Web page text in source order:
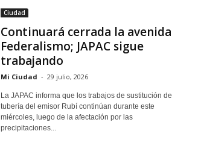
Ciudad
Continuará cerrada la avenida
Federalismo; JAPAC sigue
trabajando
Mi Ciudad - 29 julio, 2026
La JAPAC informa que los trabajos de sustitución de
tubería del emisor Rubí continúan durante este
miércoles, luego de la afectación por las
precipitaciones...